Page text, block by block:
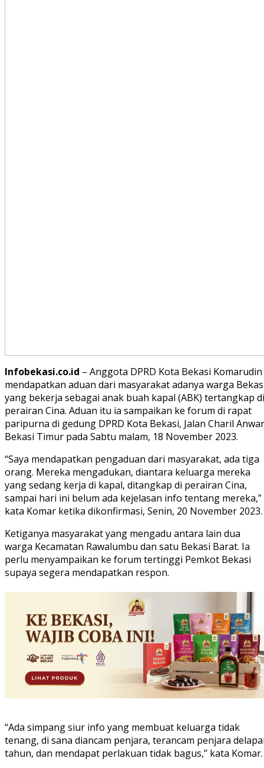
Infobekasi.co.id – Anggota DPRD Kota Bekasi Komarudin
mendapatkan aduan dari masyarakat adanya warga
yang bekerja sebagai anak buah kapal (ABK) tertangkap di
perairan Cina. Aduan itu ia sampaikan ke forum di rapat
paripurna di gedung DPRD Kota Bekasi, Jalan Charil
Bekasi Timur pada Sabtu malam, 18 November 2023.
“Saya mendapatkan pengaduan dari masyarakat, ada tiga
orang. Mereka mengadukan, diantara keluarga mereka
yang sedang kerja di kapal, ditangkap di perairan Cina,
sampai hari ini belum ada kejelasan info tentang mereka,”
kata Komar ketika dikonfirmasi, Senin, 20 November 2023.
Ketiganya masyarakat yang mengadu antara lain dua
warga Kecamatan Rawalumbu dan satu Bekasi Barat. Ia
perlu menyampaikan ke forum tertinggi Pemkot Bekasi
supaya segera mendapatkan respon.
“Ada simpang siur info yang membuat keluarga tidak
tenang, di sana diancam penjara, terancam penjara
tahun, dan mendapat perlakuan tidak bagus,” kata Komar.